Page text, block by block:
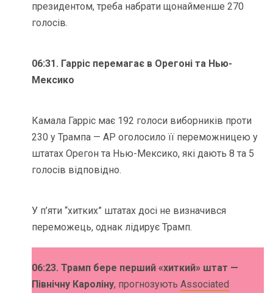
президентом, треба набрати щонайменше 270
голосів.
06:31. Гарріс перемагає в Орегоні та Нью-
Мексико
Камала Гарріс має 192 голоси виборників проти
230 у Трампа — АР оголосило її переможницею у
штатах Орегон та Нью-Мексико, які дають 8 та 5
голосів відповідно.
У п’яти “хитких” штатах досі не визначився
переможець, однак лідирує Трамп.
06:23. Трамп бере перший «хиткий» штат —
Північну Кароліну, прогнозуютьAssociated